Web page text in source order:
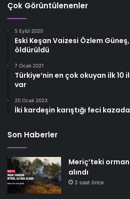
Çok Görüntülenenler
5 Eylül 2020
Eski Keşan Vaizesi Özlem
öldürüldü
7 Ocak 2021
Türkiye’nin en çok okuyan ilk 10
var
20 Ocak 2023
İki kardeşin karıştığı feci
Son Haberler
Meriç’teki
alındı
3 saat önce